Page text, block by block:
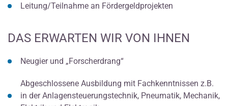
Leitung/Teilnahme an Fördergeldprojekten
DAS ERWARTEN WIR VON IHNEN
Neugier und „Forscherdrang“
Abgeschlossene Ausbildung mit Fachkenntnissen z.B.
in der Anlagensteuerungstechnik, Pneumatik, Mechanik,